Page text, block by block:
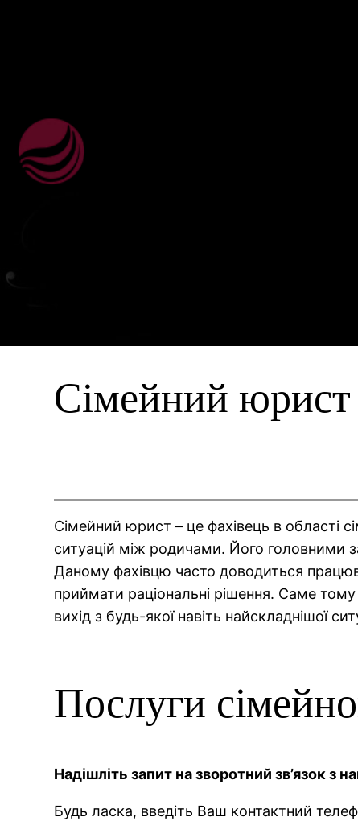
Сімейний юрист
Сімейний юрист – це фахівець в області
ситуацій між родичами. Його головними
Даному фахівцю часто доводиться
приймати раціональні рішення. Саме
вихід з будь-якої навіть найскладнішої
Послуги
Надішліть запит на зворотний зв’язок з
Будь ласка, введіть Ваш контактний